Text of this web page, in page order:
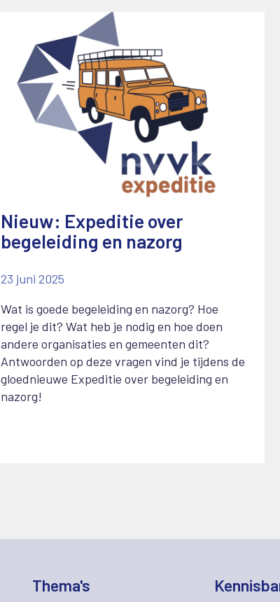
Nieuw: Expeditie over
begeleiding en nazorg
23 juni 2025
Wat is goede begeleiding en nazorg? Hoe
regel je dit? Wat heb je nodig en hoe doen
andere organisaties en gemeenten dit?
Antwoorden op deze vragen vind je tijdens de
gloednieuwe Expeditie over begeleiding en
nazorg!
Thema's